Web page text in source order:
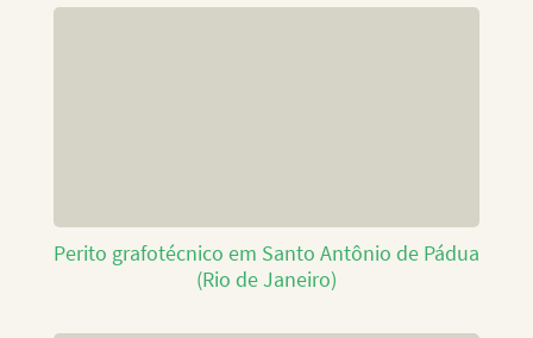
Perito grafotécnico em Santo Antônio de Pádua
(Rio de Janeiro)